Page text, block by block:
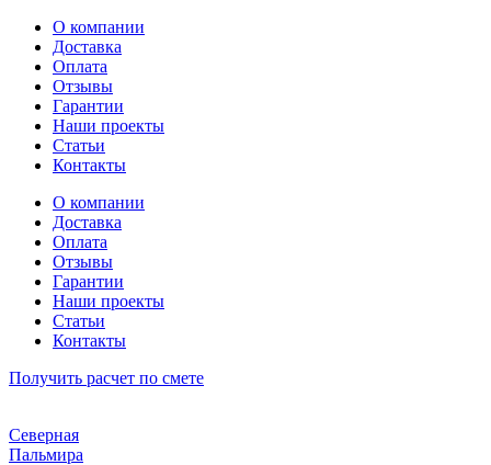
Перейти
содержимому
О компании
Доставка
Оплата
Отзывы
Гарантии
Наши проекты
Статьи
Контакты
О компании
Доставка
Оплата
Отзывы
Гарантии
Наши проекты
Статьи
Контакты
Получить расчет по смете
Северная
Пальмира